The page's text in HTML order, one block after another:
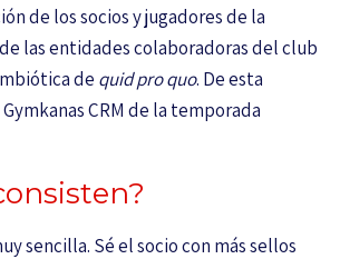
de los socios y jugadores de la
las entidades colaboradoras del club
de quid pro quo. De esta
CRM de la temporada
sencilla. Sé el socio con más sellos